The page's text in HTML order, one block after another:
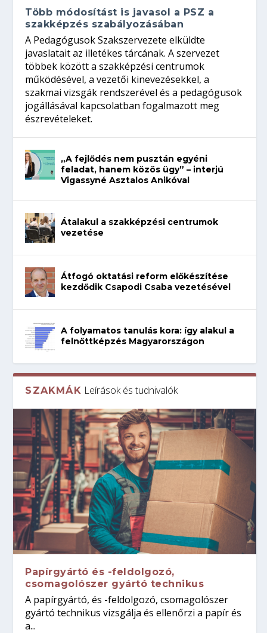
Több módosítást is javasol a PSZ a
szakképzés szabályozásában
A Pedagógusok Szakszervezete elküldte
javaslatait az illetékes tárcának. A szervezet
többek között a szakképzési centrumok
működésével, a vezetői kinevezésekkel, a
szakmai vizsgák rendszerével és a pedagógusok
jogállásával kapcsolatban fogalmazott meg
észrevételeket.
„A fejlődés nem pusztán egyéni
feladat, hanem közös ügy” – interjú
Vigassyné Asztalos Anikóval
Átalakul a szakképzési centrumok
vezetése
Átfogó oktatási reform előkészítése
kezdődik Csapodi Csaba vezetésével
A folyamatos tanulás kora: így alakul a
felnőttképzés Magyarországon
SZAKMÁK Leírások és tudnivalók
Papírgyártó és -feldolgozó,
csomagolószer gyártó technikus
A papírgyártó, és -feldolgozó, csomagolószer
gyártó technikus vizsgálja és ellenőrzi a papír és
a...